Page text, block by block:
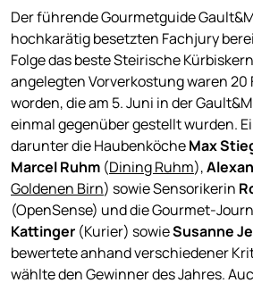
Der führende Gourmetguide
hochkarätig besetzten Fachjury
Folge das beste Steirische
angelegten Vorverkostung waren
worden, die am 5. Juni in der
einmal gegenüber gestellt wurden.
darunter die HaubenköcheMax
Marcel Ruhm (Dining Ruhm),
Goldenen Birn) sowie Sensorikerin
(OpenSense) und die Gourmet-
Kattinger (Kurier) sowieSusanne
bewertete anhand verschiedener
wählte den Gewinner des Jahres.